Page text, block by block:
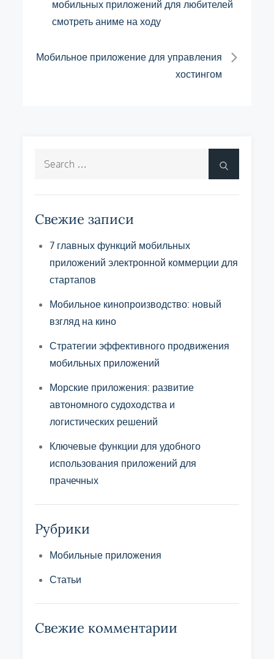
записям
мобильных приложений для любителей
смотреть аниме на ходу
Мобильное приложение для управления
хостингом
Свежие записи
7 главных функций мобильных
приложений электронной коммерции для
стартапов
Мобильное кинопроизводство: новый
взгляд на кино
Стратегии эффективного продвижения
мобильных приложений
Морские приложения: развитие
автономного судоходства и
логистических решений
Ключевые функции для удобного
использования приложений для
прачечных
Рубрики
Мобильные приложения
Статьи
Свежие комментарии